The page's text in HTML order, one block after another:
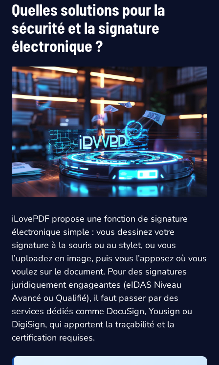
Quelles solutions pour la
sécurité et la signature
électronique ?
iLovePDF propose une fonction de signature
électronique simple : vous dessinez votre
signature à la souris ou au stylet, ou vous
l’uploadez en image, puis vous l’apposez où vous
voulez sur le document. Pour des signatures
juridiquement engageantes (eIDAS Niveau
Avancé ou Qualifié), il faut passer par des
services dédiés comme DocuSign, Yousign ou
DigiSign, qui apportent la traçabilité et la
certification requises.